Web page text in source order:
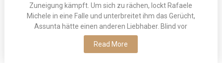
Zuneigung kämpft. Um sich zu rächen, lockt Rafaele
Michele in eine Falle und unterbreitet ihm das Gerücht,
Assunta hätte einen anderen Liebhaber. Blind vor
Read More